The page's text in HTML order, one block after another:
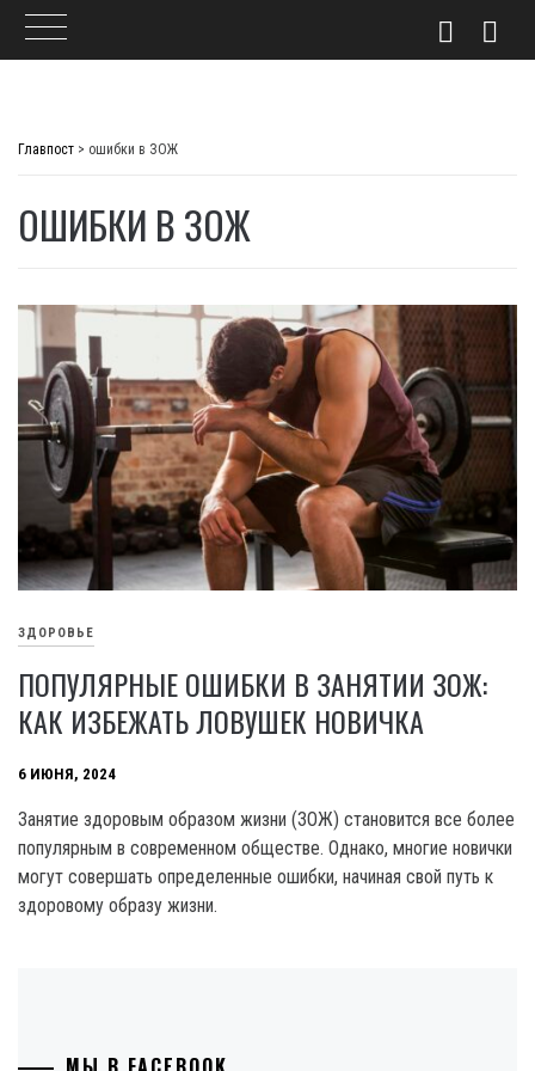
Главпост > ошибки в ЗОЖ
ОШИБКИ В ЗОЖ
ЗДОРОВЬЕ
ПОПУЛЯРНЫЕ ОШИБКИ В ЗАНЯТИИ ЗОЖ:
КАК ИЗБЕЖАТЬ ЛОВУШЕК НОВИЧКА
6 ИЮНЯ, 2024
Занятие здоровым образом жизни (ЗОЖ) становится все более
популярным в современном обществе. Однако, многие новички
могут совершать определенные ошибки, начиная свой путь к
здоровому образу жизни.